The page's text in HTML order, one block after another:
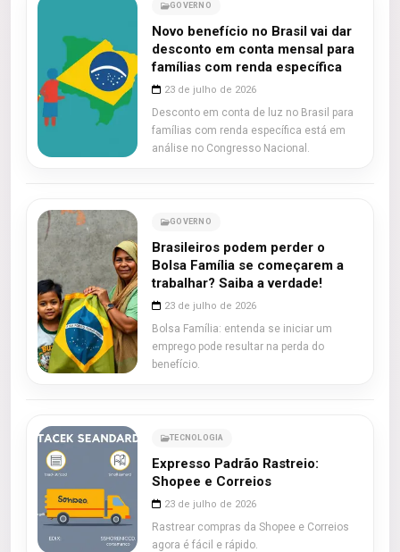
GOVERNO
Novo benefício no Brasil vai dar
desconto em conta mensal para
famílias com renda específica
23 de julho de 2026
Desconto em conta de luz no Brasil para
famílias com renda específica está em
análise no Congresso Nacional.
GOVERNO
Brasileiros podem perder o
Bolsa Família se começarem a
trabalhar? Saiba a verdade!
23 de julho de 2026
Bolsa Família: entenda se iniciar um
emprego pode resultar na perda do
benefício.
TECNOLOGIA
Expresso Padrão Rastreio:
Shopee e Correios
23 de julho de 2026
Rastrear compras da Shopee e Correios
agora é fácil e rápido.